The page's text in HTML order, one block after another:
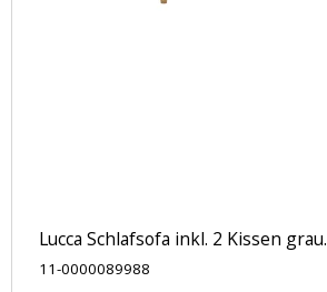
Lucca Schlafsofa inkl. 2 Kissen grau.
11-0000089988